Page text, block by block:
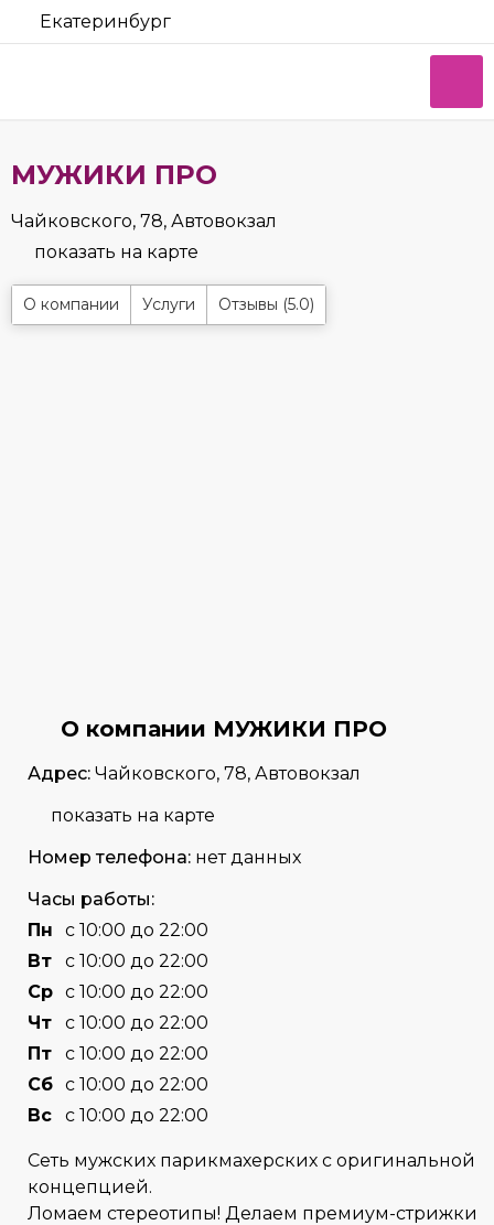
Екатеринбург
МУЖИКИ ПРО
Чайковского, 78, Автовокзал
показать на карте
О компании Услуги Отзывы (5.0)
О компании МУЖИКИ ПРО
Адрес: Чайковского, 78, Автовокзал
показать на карте
Номер телефона: нет данных
Часы работы:
Пн
с 10:00 до 22:00
Вт
с 10:00 до 22:00
Cр с 10:00 до 22:00
Чт
с 10:00 до 22:00
Пт
с 10:00 до 22:00
Сб с 10:00 до 22:00
Вс
с 10:00 до 22:00
Сеть мужских парикмахерских с оригинальной
концепцией.
Ломаем стереотипы! Делаем премиум-стрижки